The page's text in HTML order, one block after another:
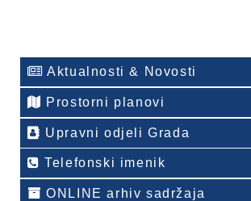
Aktualnosti & Novosti
Prostorni planovi
Upravni odjeli Grada
Telefonski imenik
ONLINE arhiv sadržaja